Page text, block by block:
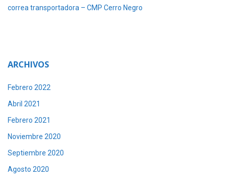
correa transportadora – CMP Cerro Negro
ARCHIVOS
Febrero 2022
Abril 2021
Febrero 2021
Noviembre 2020
Septiembre 2020
Agosto 2020